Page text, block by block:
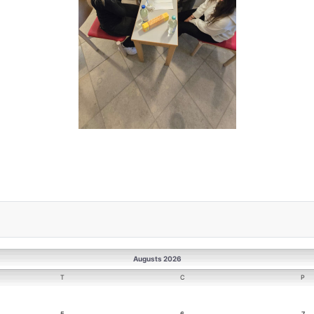
Augusts 2026
T C P